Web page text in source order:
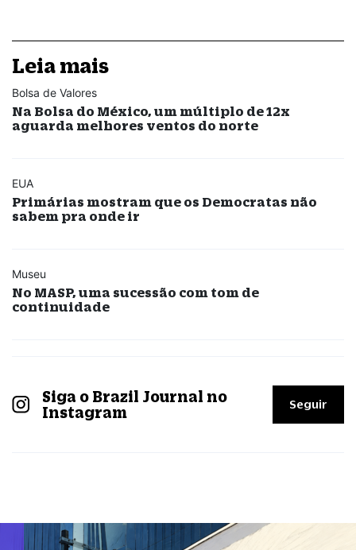
Leia mais
Bolsa de Valores
Na Bolsa do México, um múltiplo de 12x
aguarda melhores ventos do norte
EUA
Primárias mostram que os Democratas não
sabem pra onde ir
Museu
No MASP, uma sucessão com tom de
continuidade
Siga o Brazil Journal no
Instagram
Seguir